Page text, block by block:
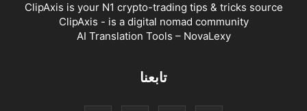
ClipAxis is your N1 crypto-trading tips & tricks source
ClipAxis - is a digital nomad community
AI Translation Tools – NovaLexy
تابعنا